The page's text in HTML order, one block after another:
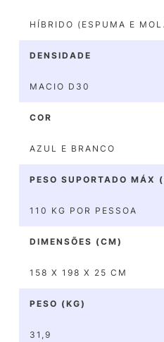
HÍBRIDO (ESPUMA E
DENSIDADE
MACIO D30
COR
AZUL E BRANCO
PESO SUPORTADO MÁX
110 KG POR PESSOA
DIMENSÕES (CM)
158 X 198 X 25 CM
PESO (KG)
31,9